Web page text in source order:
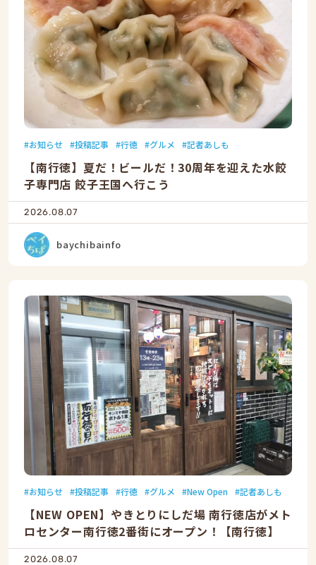
お知らせ 投稿記事 行徳 グルメ 記者あしも
【南行徳】夏だ！ビールだ！30周年を迎えた水餃
子専門店 餃子王国へ行こう
2026.08.07
baychibainfo
お知らせ 投稿記事 行徳 グルメ New Open 記者あしも
【NEW OPEN】やきとりにしだ場 南行徳店がメト
ロセンター南行徳2番街にオープン！【南行徳】
2026.08.07